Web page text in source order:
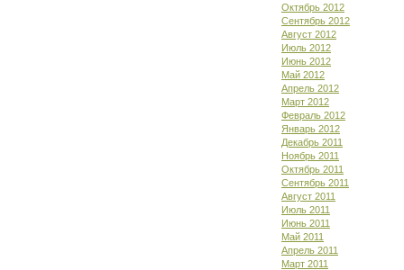
Октябрь 2012
Сентябрь 2012
Август 2012
Июль 2012
Июнь 2012
Май 2012
Апрель 2012
Март 2012
Февраль 2012
Январь 2012
Декабрь 2011
Ноябрь 2011
Октябрь 2011
Сентябрь 2011
Август 2011
Июль 2011
Июнь 2011
Май 2011
Апрель 2011
Март 2011